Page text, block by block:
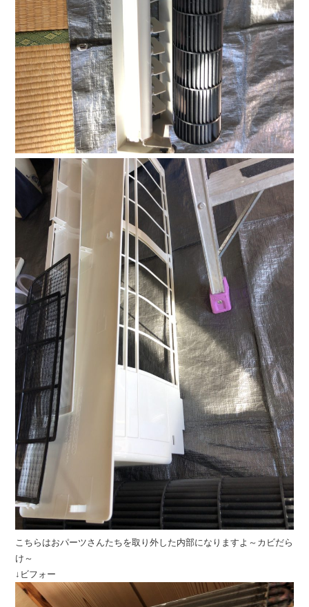
こちらはおパーツさんたちを取り外した内部になりますよ～カビだら
け～
↓ビフォー